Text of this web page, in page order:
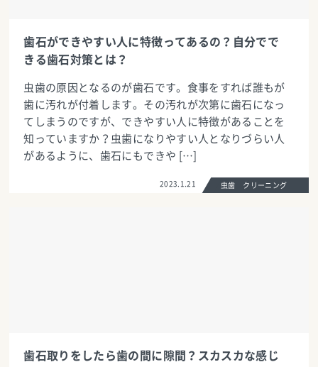
歯石ができやすい人に特徴ってあるの？自分でで
きる歯石対策とは？
虫歯の原因となるのが歯石です。食事をすれば誰もが
歯に汚れが付着します。その汚れが次第に歯石になっ
てしまうのですが、できやすい人に特徴があることを
知っていますか？虫歯になりやすい人となりづらい人
があるように、歯石にもできや […]
2023.1.21 虫歯 クリーニング
歯石取りをしたら歯の間に隙間？スカスカな感じ